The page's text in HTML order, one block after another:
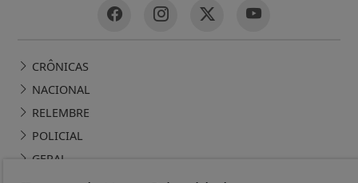
CRÔNICAS
NACIONAL
RELEMBRE
POLICIAL
GERAL